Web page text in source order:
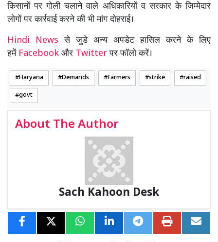
किसानों पर गोली चलाने वाले अधिकारियों व सरकार के जिम्मेदार
लोगों पर कार्रवाई करने की भी मांग दोहराई।
Hindi Newsसे जुडे अन्य अपडेट हासिल करने के लिए
हमें Facebook और Twitterपर फॉलो करें।
Haryana Demands Farmers strike raised
govt
About The Author
Sach Kahoon Desk